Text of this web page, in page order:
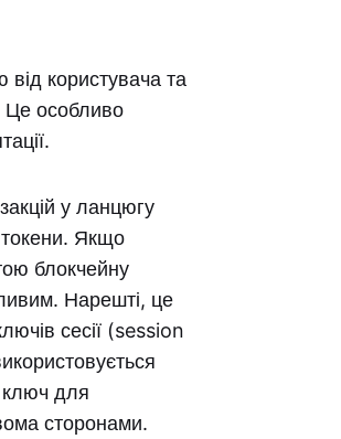
від користувача та
Це особливо
у ланцюгу
токени. Якщо
блокчейну
Нарешті, це
сесії (session
ключ для
сторонами.